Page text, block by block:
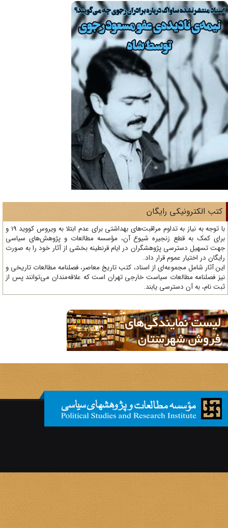
الکترونیکی رایگان
با توجه به نیاز به تداوم مراقبت‌های بهداشتی برای عدم ابتلا به ویروس کووید 19 و
کمک به قطع زنجیره شیوع آن، مؤسسه مطالعات و پژوهش‌های سیاسی
تسهیل دسترسی پژوهشگران در ایام قرنطینه بخشی از آثار خود را به صورت
در اختیار عموم قرار داد.
آثار شامل مجموعه‌ای از اسناد، کتب تاریخ معاصر، فصلنامه‌ مطالعات تاریخی و
فصلنامه مطالعات سیاست خارجی تهران است که علاقه‌مندان می‌توانند پس از
نام، به آن دسترسی یابند.